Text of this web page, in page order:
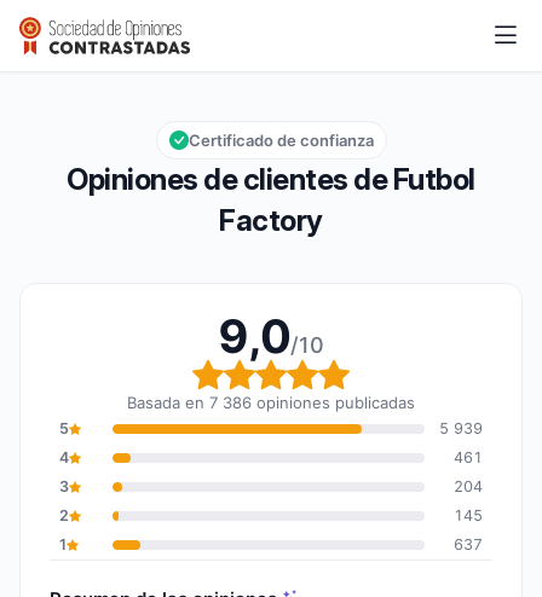
Futbol Factory
Calificación global: 9,0 de 10
9,0/10
Opiniones de clientes de Futbol
Factory
Certificado de confianza
9,0/10
Calificación global: 9,0
Basada en 7 386 opiniones publicadas
5
5 939
4
461
3
204
2
145
1
637